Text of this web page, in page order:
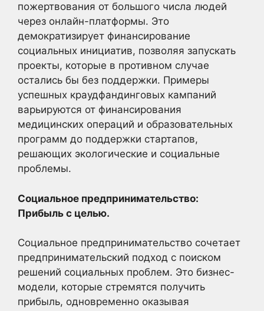
пожертвования от большого числа людей
через онлайн-платформы. Это
демократизирует финансирование
социальных инициатив, позволяя запускать
проекты, которые в противном случае
остались бы без поддержки. Примеры
успешных краудфандинговых кампаний
варьируются от финансирования
медицинских операций и образовательных
программ до поддержки стартапов,
решающих экологические и социальные
проблемы.
Социальное предпринимательство:
Прибыль с целью.
Социальное предпринимательство сочетает
предпринимательский подход с поиском
решений социальных проблем. Это бизнес-
модели, которые стремятся получить
прибыль, одновременно оказывая